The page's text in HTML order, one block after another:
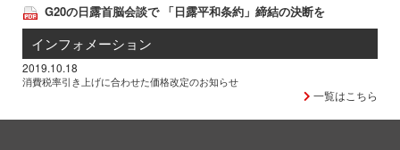
G20の日露首脳会談で 「日露平和条約」締結の決断を
インフォメーション
2019.10.18
消費税率引き上げに合わせた価格改定のお知らせ
一覧はこちら